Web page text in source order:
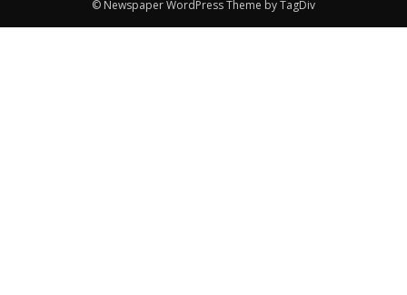
© Newspaper WordPress Theme by TagDiv